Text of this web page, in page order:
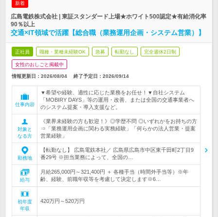
新着
広島電鉄株式会社 | 東証スタンダード上場★ホワイト500認定★有給消化率
90％以上
交通×IT領域で活躍【総合職（業務運用企画・システム営業）】
正社員 職種・業種未経験OK 急募 転勤なし 完全週休2日制
女性のおしごと掲載中
情報更新日：2026/08/04 終了予定日： 2026/09/14
仕事内容
▼希望や経験、適性に応じた業務をお任せ！▼自社システム
「MOBIRY DAYS」等の運用・改善、または全国の交通事業者へ
のシステム提案・導入支援など。
対象と
なる方
《業界未経験の方も歓迎！》◎学歴不問 ◎いずれかをお持ちの方
⇒「業務運用企画に関わる実務経験」「何らかの法人営業・提案
営業経験」
勤務地
【転勤なし】 広島電鉄本社／ 広島県広島市中区東千田町2丁目9
番29号 ※担当業務によって、全国の…
給与
月給265,000円～321,400円 ＋ 各種手当（時間外手当等）※年
齢、経験、前職年収等を考慮して決定します※6…
初年度
年収
420万円～520万円